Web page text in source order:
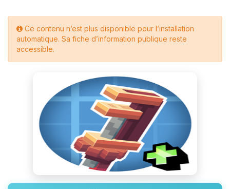
Ce contenu n’est plus disponible pour l’installation
automatique. Sa fiche d’information publique reste
accessible.